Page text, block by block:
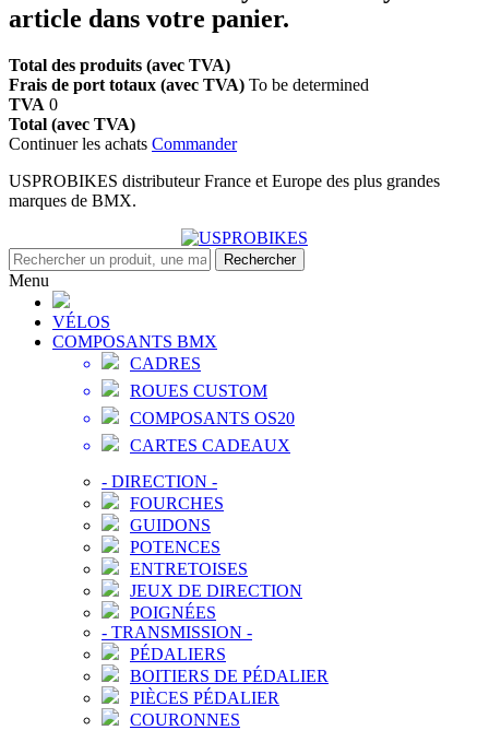
article dans votre panier.
Total des produits (avec TVA)
Frais de port totaux (avec TVA) To be determined
TVA 0
Total (avec TVA)
Continuer les achats Commander
USPROBIKES distributeur France et Europe des plus grandes
marques de BMX.
Rechercher
Menu
VÉLOS
COMPOSANTS BMX
CADRES
ROUES CUSTOM
COMPOSANTS OS20
CARTES CADEAUX
- DIRECTION -
FOURCHES
GUIDONS
POTENCES
ENTRETOISES
JEUX DE DIRECTION
POIGNÉES
- TRANSMISSION -
PÉDALIERS
BOITIERS DE PÉDALIER
PIÈCES PÉDALIER
COURONNES